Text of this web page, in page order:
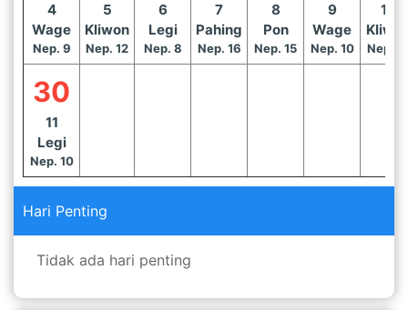
4
Wage
Nep. 9
5
Kliwon
Nep. 12
6
Legi
Nep. 8
7
Pahing
Nep. 16
8
Pon
Nep. 15
9
Wage
Nep. 10
10
Nep.
30
11
Legi
Nep. 10
Hari Penting
Tidak ada hari penting